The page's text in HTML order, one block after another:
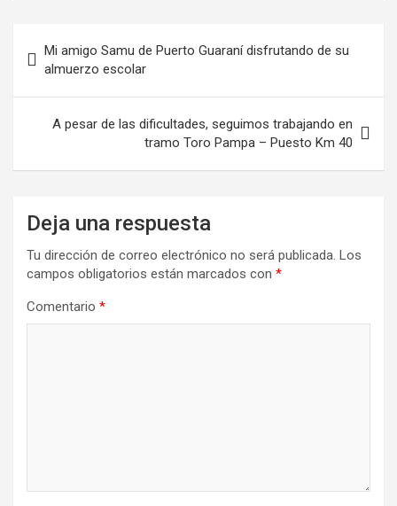
de
entradas
Mi amigo Samu de Puerto Guaraní disfrutando de su
almuerzo escolar
A pesar de las dificultades, seguimos trabajando en
tramo Toro Pampa – Puesto Km 40
Deja una respuesta
Tu dirección de correo electrónico no será publicada. Los
campos obligatorios están marcados con *
Comentario *